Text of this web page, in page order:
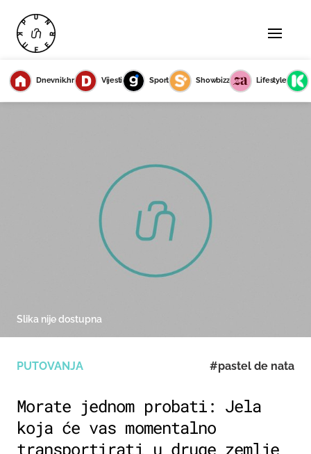
Dnevnik.hr Vijesti Sport Showbizz Lifestyle
PUTOVANJA #pastel de nata
Morate jednom probati: Jela
koja će vas momentalno
transportirati u druge zemlje
Slika nije dostupna